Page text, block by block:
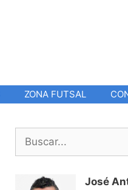
ZONA FUTSAL
Buscar:
José